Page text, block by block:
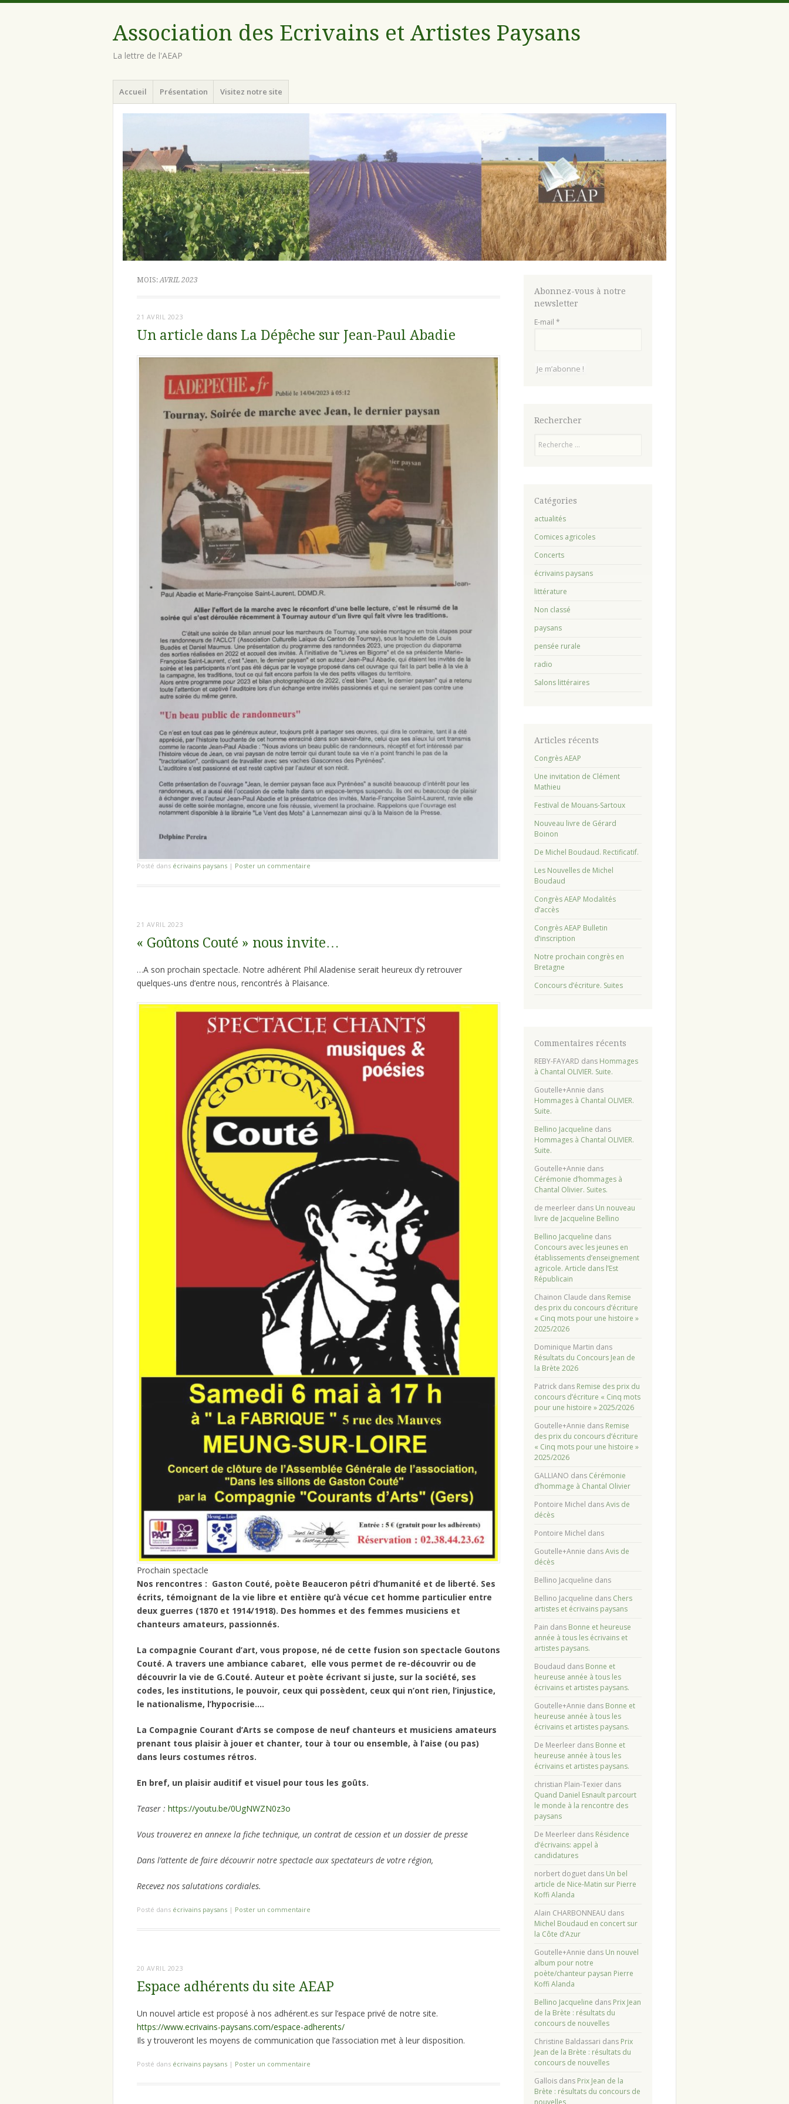
Association des Ecrivains et Artistes Paysans
La lettre de l'AEAP
Menu
Aller au contenu principal
Accueil Présentation Visitez notre site
MOIS:AVRIL 2023
21 AVRIL 2023
Un article dans La Dépêche sur Jean-Paul Abadie
Posté dans écrivains paysans | Poster un commentaire
21 AVRIL 2023
« Goûtons Couté » nous invite…
…A son prochain spectacle. Notre adhérent Phil Aladenise serait heureux d’y retrouver
quelques-uns d’entre nous, rencontrés à Plaisance.
Prochain spectacle
Nos rencontres : Gaston Couté, poète Beauceron pétri d’humanité et de liberté. Ses
écrits, témoignant de la vie libre et entière qu’à vécue cet homme particulier entre
deux guerres (1870 et 1914/1918). Des hommes et des femmes musiciens et
chanteurs amateurs, passionnés.
La compagnie Courant d’art, vous propose, né de cette fusion son spectacle Goutons
Couté. A travers une ambiance cabaret, elle vous permet de re-découvrir ou de
découvrir la vie de G.Couté. Auteur et poète écrivant si juste, sur la société, ses
codes, les institutions, le pouvoir, ceux qui possèdent, ceux qui n’ont rien, l’injustice,
le nationalisme, l’hypocrisie….
La Compagnie Courant d’Arts se compose de neuf chanteurs et musiciens amateurs
prenant tous plaisir à jouer et chanter, tour à tour ou ensemble, à l’aise (ou pas)
dans leurs costumes rétros.
En bref, un plaisir auditif et visuel pour tous les goûts.
Teaser : https://youtu.be/0UgNWZN0z3o
Vous trouverez en annexe la fiche technique, un contrat de cession et un dossier de presse
Dans l’attente de faire découvrir notre spectacle aux spectateurs de votre région,
Recevez nos salutations cordiales.
Posté dans écrivains paysans | Poster un commentaire
20 AVRIL 2023
Espace adhérents du site AEAP
Un nouvel article est proposé à nos adhérent.es sur l’espace privé de notre site.
https://www.ecrivains-paysans.com/espace-adherents/
Ils y trouveront les moyens de communication que l’association met à leur disposition.
Posté dans écrivains paysans | Poster un commentaire
Abonnez-vous à notre
newsletter
E-mail *
Rechercher
Catégories
actualités
Comices agricoles
Concerts
écrivains paysans
littérature
Non classé
paysans
pensée rurale
radio
Salons littéraires
Articles récents
Congrès AEAP
Une invitation de Clément
Mathieu
Festival de Mouans-Sartoux
Nouveau livre de Gérard
Boinon
De Michel Boudaud. Rectificatif.
Les Nouvelles de Michel
Boudaud
Congrès AEAP Modalités
d’accès
Congrès AEAP Bulletin
d’inscription
Notre prochain congrès en
Bretagne
Concours d’écriture. Suites
Commentaires récents
REBY-FAYARD dans Hommages
à Chantal OLIVIER. Suite.
Goutelle+Annie dans
Hommages à Chantal OLIVIER.
Suite.
Bellino Jacqueline dans
Hommages à Chantal OLIVIER.
Suite.
Goutelle+Annie dans
Cérémonie d’hommages à
Chantal Olivier. Suites.
de meerleerdans Un nouveau
livre de Jacqueline Bellino
Bellino Jacqueline dans
Concours avec les jeunes en
établissements d’enseignement
agricole. Article dans l’Est
Républicain
Chainon Claude dans Remise
des prix du concours d’écriture
« Cinq mots pour une histoire »
2025/2026
Dominique Martin dans
Résultats du Concours Jean de
la Brète 2026
Patrickdans Remise des prix du
concours d’écriture « Cinq mots
pour une histoire » 2025/2026
Goutelle+Annie dans Remise
des prix du concours d’écriture
« Cinq mots pour une histoire »
2025/2026
GALLIANO dans Cérémonie
d’hommage à Chantal Olivier
Pontoire Michel dansAvis de
décès
Pontoire Michel dans
Goutelle+Annie dansAvis de
décès
Bellino Jacqueline dans
Bellino Jacqueline dans Chers
artistes et écrivains paysans
Pain dans Bonne et heureuse
année à tous les écrivains et
artistes paysans.
Boudaud dans Bonne et
heureuse année à tous les
écrivains et artistes paysans.
Goutelle+Annie dans Bonne et
heureuse année à tous les
écrivains et artistes paysans.
De Meerleerdans Bonne et
heureuse année à tous les
écrivains et artistes paysans.
christian Plain-Texierdans
Quand Daniel Esnault parcourt
le monde à la rencontre des
paysans
De Meerleerdans Résidence
d’écrivains: appel à
candidatures
norbert doguetdans Un bel
article de Nice-Matin sur Pierre
Koffi Alanda
Alain CHARBONNEAU dans
Michel Boudaud en concert sur
la Côte d’Azur
Goutelle+Annie dans Un nouvel
album pour notre
poète/chanteur paysan Pierre
Koffi Alanda
Bellino Jacqueline dans Prix Jean
de la Brète : résultats du
concours de nouvelles
Christine Baldassari dans Prix
Jean de la Brète : résultats du
concours de nouvelles
Galloisdans Prix Jean de la
Brète : résultats du concours de